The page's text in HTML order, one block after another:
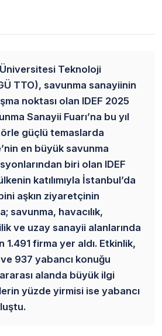
Teknoloji
TTO), savunma sanayiinin
noktası olan IDEF 2025
Sanayii Fuarı’na bu yıl
güçlü temaslarda
en büyük savunma
biri olan IDEF
katılımıyla İstanbul’da
aşkın ziyaretçinin
savunma, havacılık,
ve uzay sanayii alanlarında
firma yer aldı. Etkinlik,
937 yabancı konuğu
alanda büyük ilgi
yüzde yirmisi ise yabancı